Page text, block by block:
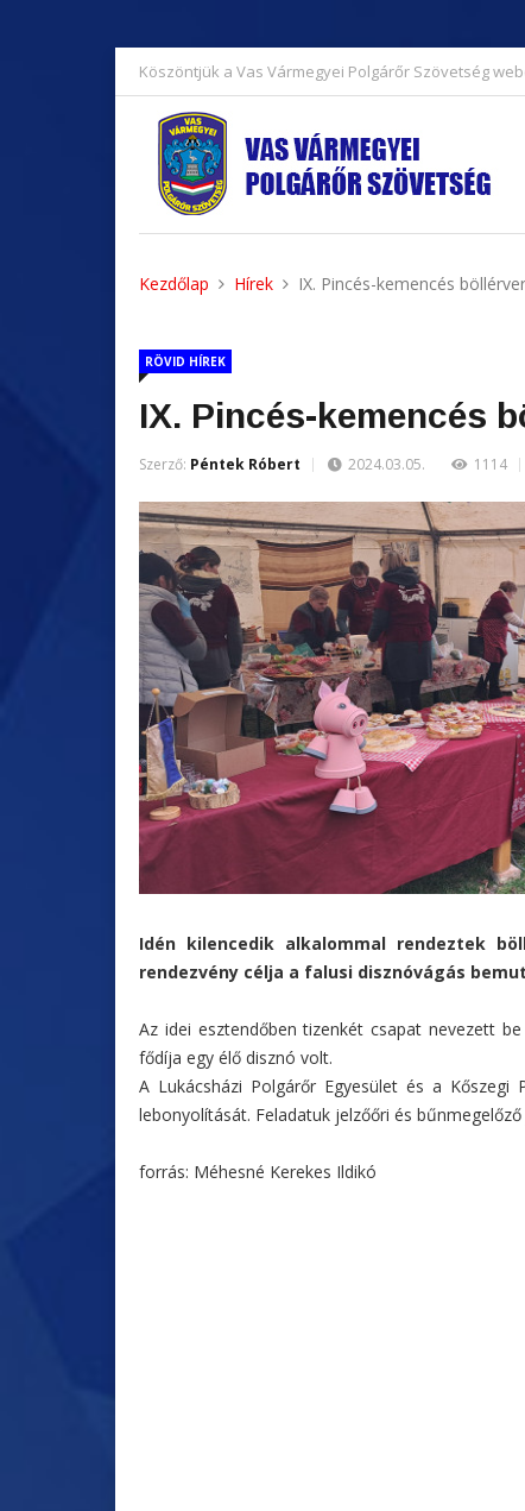
Köszöntjük a Vas Vármegyei Polgárőr Szövetség
Kezdőlap Hírek IX. Pincés-kemencés
RÖVID HÍREK
IX. Pincés-kemencés
Szerző: Péntek Róbert 2024.03.05. 1114
Idén kilencedik alkalommal rendeztek
rendezvény célja a falusi disznóvágás
Az idei esztendőben tizenkét csapat nevezett
fődíja egy élő disznó volt.
A Lukácsházi Polgárőr Egyesület és a
lebonyolítását. Feladatuk jelzőőri és
forrás: Méhesné Kerekes Ildikó